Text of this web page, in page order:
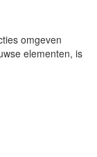
omgeven
elementen, is